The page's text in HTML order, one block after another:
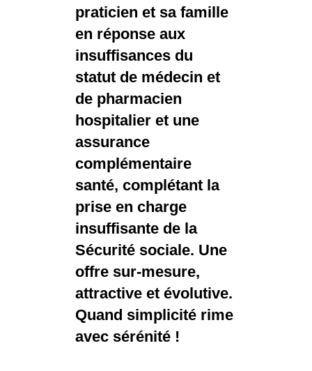
praticien et sa famille
en réponse aux
insuffisances du
statut de médecin et
de pharmacien
hospitalier et une
assurance
complémentaire
santé, complétant la
prise en charge
insuffisante de la
Sécurité sociale. Une
offre sur-mesure,
attractive et évolutive.
Quand simplicité rime
avec sérénité !